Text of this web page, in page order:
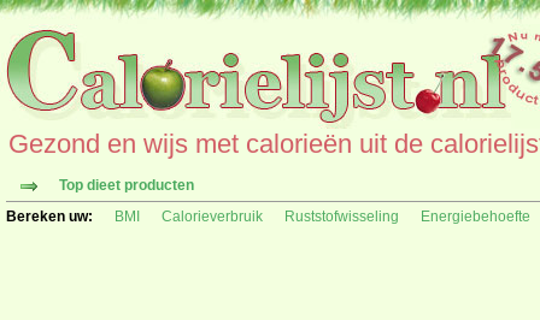
Gezond en wijs met calorieën uit de
Top dieet producten
Bereken uw:
BMI Calorieverbruik Ruststofwisseling Energiebehoefte